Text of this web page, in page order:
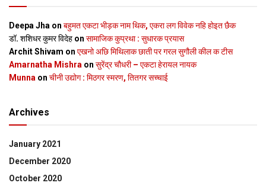
Deepa Jha on बहुमत एकटा भीड़क नाम थिक, एकरा लग विवेक नहि होइत छैक
डॉ. शशिधर कुमर विदेह on सामाजिक कुप्रथा : सुधारक प्रयास
Archit Shivam on एखनो अछि मिथिलाक छाती पर गरल सुगौली कील क टीस
Amarnatha Mishra on सुरेंद्र चौधरी – एकटा हेरायल नायक
Munna on चीनी उद्योग : मिठगर स्‍मरण, तितगर सच्‍चाई
Archives
January 2021
December 2020
October 2020